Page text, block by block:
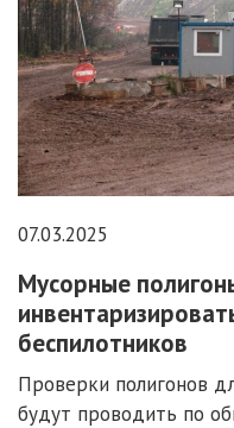
07.03.2025
Мусорные
беспилотников
Проверки полигонов
будут проводить по